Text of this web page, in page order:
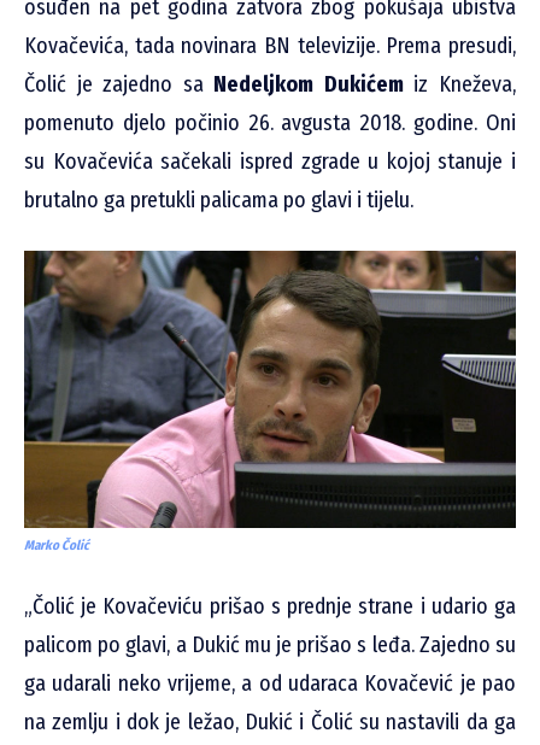
osuđen na pet godina zatvora zbog pokušaja ubistva
Kovačevića, tada novinara BN televizije. Prema presudi,
Čolić je zajedno sa Nedeljkom Dukićemiz Kneževa,
pomenuto djelo počinio 26. avgusta 2018. godine. Oni
su Kovačevića sačekali ispred zgrade u kojoj stanuje i
brutalno ga pretukli palicama po glavi i tijelu.
Marko Čolić
„Čolić je Kovačeviću prišao s prednje strane i udario ga
palicom po glavi, a Dukić mu je prišao s leđa. Zajedno su
ga udarali neko vrijeme, a od udaraca Kovačević je pao
na zemlju i dok je ležao, Dukić i Čolić su nastavili da ga